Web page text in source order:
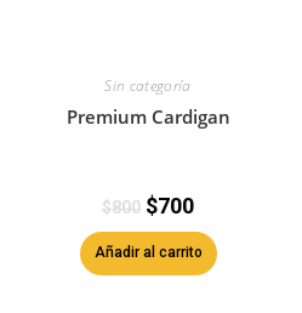
Sin categoría
Premium Cardigan
$800 $700
Añadir al carrito